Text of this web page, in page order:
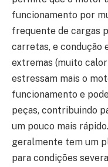
funcionamento por
frequente de cargas
carretas, e condução
extremas (muito
estressam mais o
funcionamento e
peças, contribuindo
um pouco mais
geralmente tem um
para condições